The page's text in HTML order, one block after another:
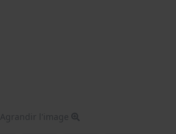
Agrandir l'image